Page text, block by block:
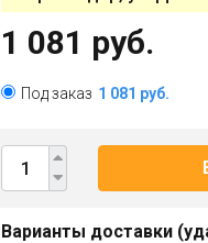
1 081 руб.
Под заказ 1 081 руб.
Варианты доставки